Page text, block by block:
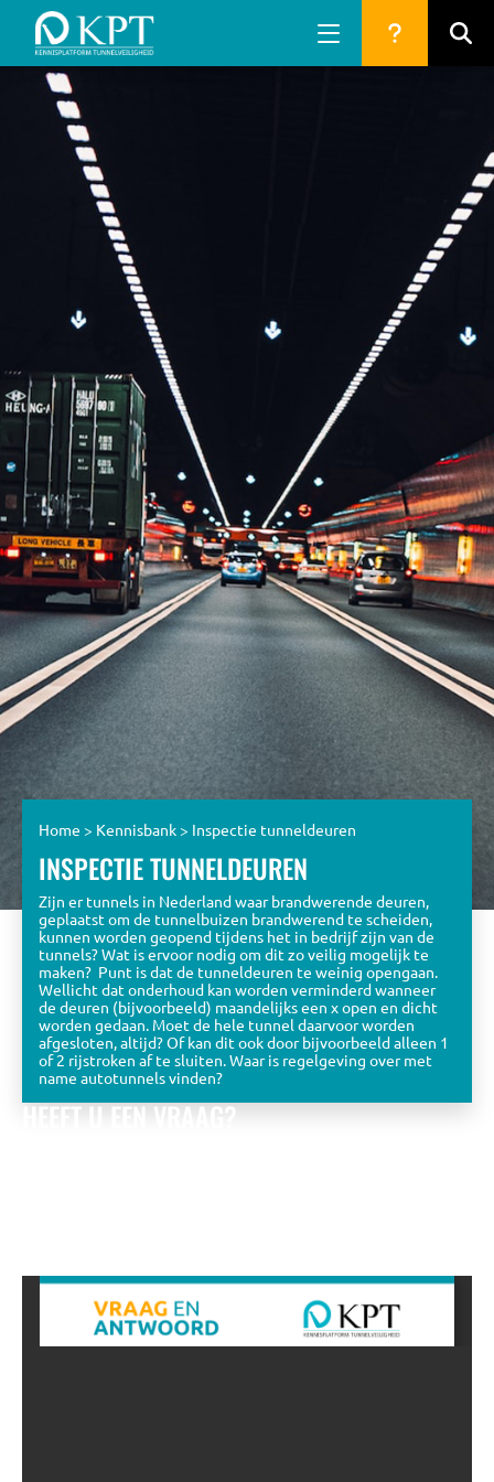
Home > Kennisbank> Inspectie tunneldeuren
INSPECTIE TUNNELDEUREN
Zijn er tunnels in Nederland waar brandwerende deuren,
geplaatst om de tunnelbuizen brandwerend te scheiden,
kunnen worden geopend tijdens het in bedrijf zijn van de
tunnels? Wat is ervoor nodig om dit zo veilig mogelijk te
maken? Punt is dat de tunneldeuren te weinig opengaan.
Wellicht dat onderhoud kan worden verminderd wanneer
de deuren (bijvoorbeeld) maandelijks een x open en dicht
worden gedaan. Moet de hele tunnel daarvoor worden
afgesloten, altijd? Of kan dit ook door bijvoorbeeld alleen 1
of 2 rijstroken af te sluiten. Waar is regelgeving over met
name autotunnels vinden?
HEEFT U EEN VRAAG?